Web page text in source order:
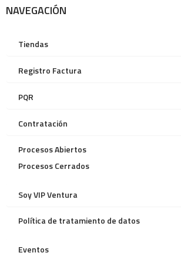
NAVEGACIÓN
Tiendas
Registro Factura
PQR
Contratación
Procesos Abiertos
Procesos Cerrados
Soy VIP Ventura
Política de tratamiento de datos
Eventos